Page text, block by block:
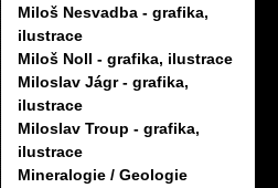
Miloš Nesvadba - grafika,
ilustrace
Miloš Noll - grafika, ilustrace
Miloslav Jágr - grafika,
ilustrace
Miloslav Troup - grafika,
ilustrace
Mineralogie / Geologie